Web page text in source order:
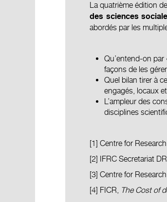
La quatrième édition
des sciences
abordés par les
Qu’entend-on
façons de les
Quel bilan tirer à
engagés, locaux
L’ampleur des
disciplines
[1] Centre for
[2]
IFRC Secretariat
[3] Centre for
[4] FICR, The Cost of